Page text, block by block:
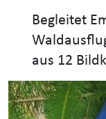
Begleitet
aus 12